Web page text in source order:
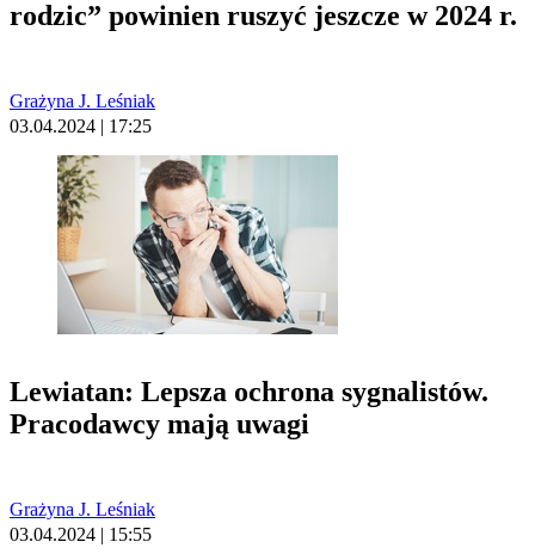
rodzic” powinien ruszyć jeszcze w 2024 r.
Grażyna J. Leśniak
03.04.2024 | 17:25
Lewiatan: Lepsza ochrona sygnalistów.
Pracodawcy mają uwagi
Grażyna J. Leśniak
03.04.2024 | 15:55